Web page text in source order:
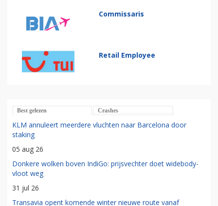
Commissaris
Retail Employee
Best gelezen Crashes
KLM annuleert meerdere vluchten naar Barcelona door
staking
05 aug 26
Donkere wolken boven IndiGo: prijsvechter doet widebody-
vloot weg
31 jul 26
Transavia opent komende winter nieuwe route vanaf